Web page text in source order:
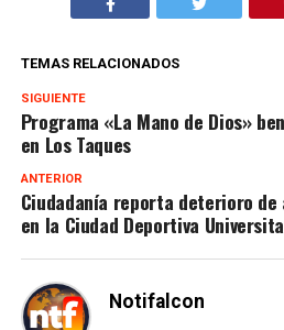
TEMAS RELACIONADOS
SIGUIENTE
Programa «La Mano de Dios»
en Los Taques
ANTERIOR
Ciudadanía reporta deterioro de
en la Ciudad Deportiva
Notifalcon